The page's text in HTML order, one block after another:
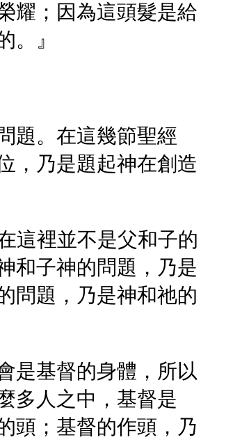
耀；因為這頭髮是給
。』
題。在這幾節聖經
，乃是題起神在創造
這裡並不是父和子的
和子神的問題，乃是
問題，乃是神和祂的
是基督的身體，所以
多人之中，基督是
頭；基督的作頭，乃